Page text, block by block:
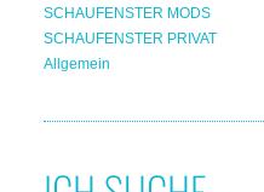
SCHAUFENSTER MODS
SCHAUFENSTER PRIVAT
Allgemein